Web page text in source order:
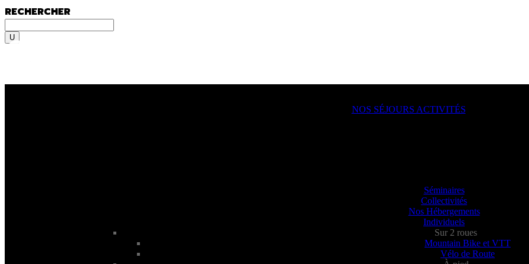
RECHERCHER
NOS SÉJOURS ACTIVITÉS
Séminaires
Collectivités
Nos Hébergements
Individuels
Sur 2 roues
Mountain Bike et VTT
Vélo de Route